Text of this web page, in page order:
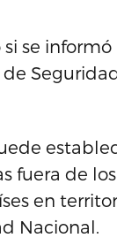
se informó
fuera de
en
Nacional.